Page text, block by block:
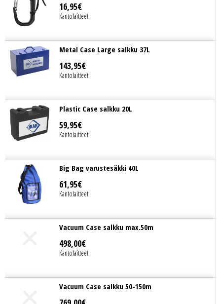
16,95€
Kantolaitteet
Metal Case Large salkku 37L
143,95€
Kantolaitteet
Plastic Case salkku 20L
59,95€
Kantolaitteet
Big Bag varustesäkki 40L
61,95€
Kantolaitteet
Vacuum Case salkku max.50m
498,00€
Kantolaitteet
Vacuum Case salkku 50-150m